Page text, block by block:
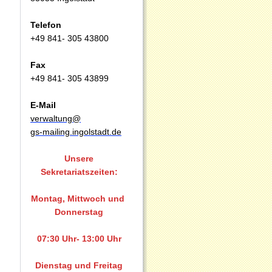
Telefon
+49 841- 305 43800
Fax
+49 841- 305 43899
E-Mail
verwaltung@
gs-mailing.ingolstadt.de
Unsere
Sekretariatszeiten:
Montag, Mittwoch und
Donnerstag
07:30 Uhr- 13:00 Uhr
Dienstag und Freitag